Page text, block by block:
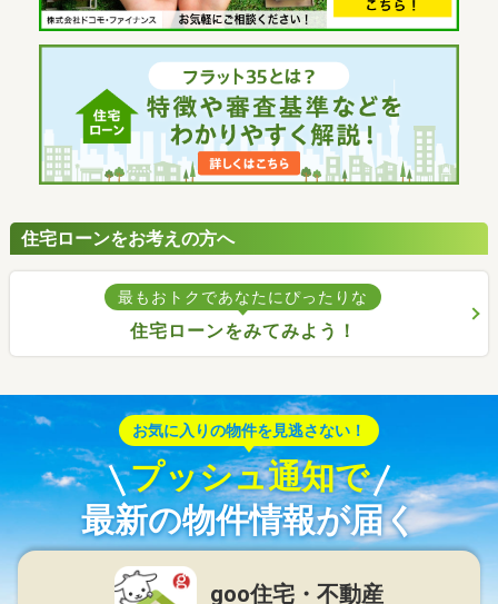
住宅ローンをお考えの方へ
最もおトクであなたにぴったりな
住宅ローンをみてみよう！
お気に入りの物件を見逃さない！
プッシュ通知で
最新の物件情報が届く
goo住宅・不動産